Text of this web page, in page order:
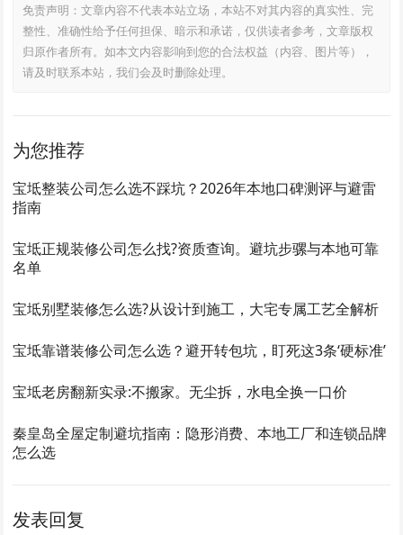
免责声明：文章内容不代表本站立场，本站不对其内容的真实性、完
整性、准确性给予任何担保、暗示和承诺，仅供读者参考，文章版权
归原作者所有。如本文内容影响到您的合法权益（内容、图片等），
请及时联系本站，我们会及时删除处理。
为您推荐
宝坻整装公司怎么选不踩坑？2026年本地口碑测评与避雷
指南
宝坻正规装修公司怎么找?资质查询。避坑步骡与本地可靠
名单
宝坻别墅装修怎么选?从设计到施工，大宅专属工艺全解析
宝坻靠谱装修公司怎么选？避开转包坑，盯死这3条‘硬标准’
宝坻老房翻新实录:不搬家。无尘拆，水电全换一口价
秦皇岛全屋定制避坑指南：隐形消费、本地工厂和连锁品牌
怎么选
发表回复